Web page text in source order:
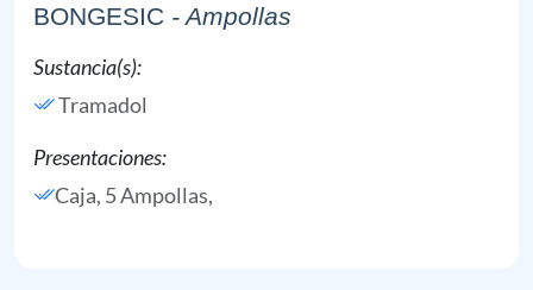
BONGESIC - Ampollas
Sustancia(s):
Tramadol
Presentaciones:
Caja, 5 Ampollas,